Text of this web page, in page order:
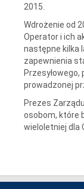
2015.
Wdrożenie od
Operator i ich
następne kilka
zapewnienia
prowadzonej
Prezes
osobom, które
wieloletniej dla